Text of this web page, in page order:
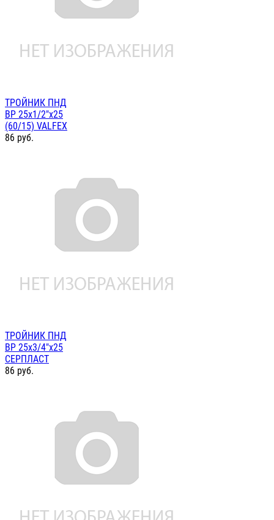
ТРОЙНИК ПНД
ВР 25х1/2"х25
(60/15) VALFEX
86 руб.
ТРОЙНИК ПНД
ВР 25х3/4"х25
СЕРПЛАСТ
86 руб.